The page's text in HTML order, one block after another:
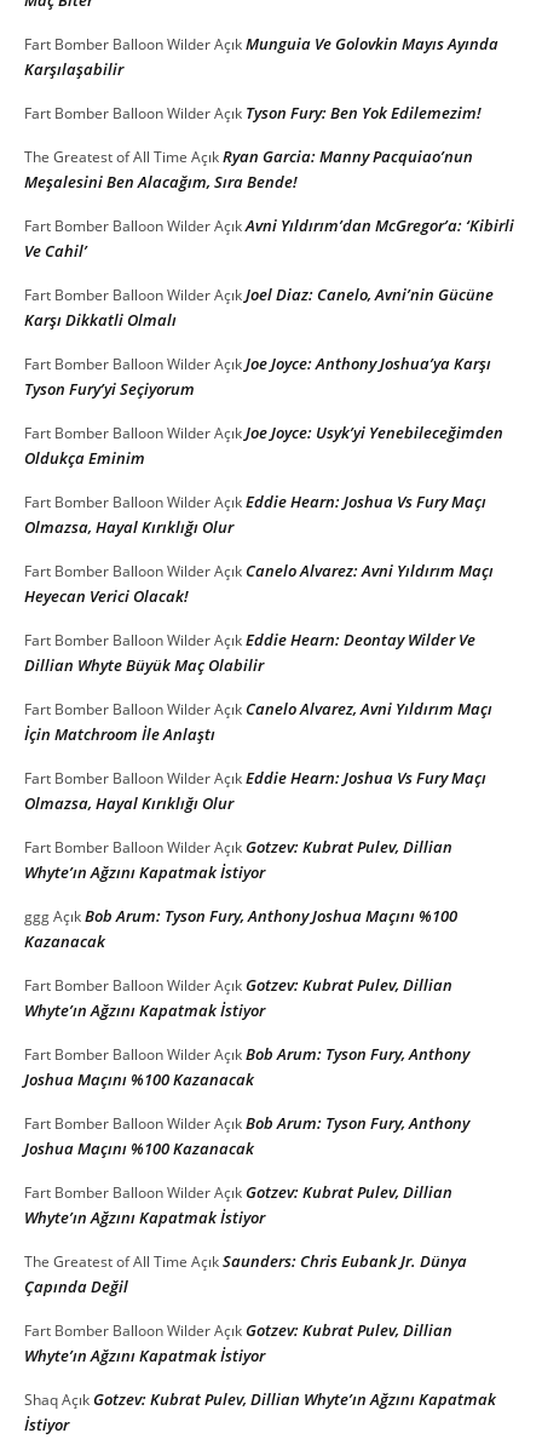
Fart Bomber Balloon WilderAçıkMunguia Ve Golovkin Mayıs Ayında
Karşılaşabilir
Fart Bomber Balloon WilderAçık Tyson Fury: Ben Yok Edilemezim!
The Greatest of All Time AçıkRyan Garcia: Manny Pacquiao’nun
Meşalesini Ben Alacağım, Sıra Bende!
Fart Bomber Balloon WilderAçıkAvni Yıldırım’dan McGregor’a: ‘Kibirli
Ve Cahil’
Fart Bomber Balloon WilderAçıkJoel Diaz: Canelo, Avni’nin Gücüne
Karşı Dikkatli Olmalı
Fart Bomber Balloon WilderAçıkJoe Joyce: Anthony Joshua’ya Karşı
Tyson Fury’yi Seçiyorum
Fart Bomber Balloon WilderAçıkJoe Joyce: Usyk’yi Yenebileceğimden
Oldukça Eminim
Fart Bomber Balloon WilderAçıkEddie Hearn: Joshua Vs Fury Maçı
Olmazsa, Hayal Kırıklığı Olur
Fart Bomber Balloon WilderAçıkCanelo Alvarez: Avni Yıldırım Maçı
Heyecan Verici Olacak!
Fart Bomber Balloon WilderAçıkEddie Hearn: Deontay Wilder Ve
Dillian Whyte Büyük Maç Olabilir
Fart Bomber Balloon WilderAçıkCanelo Alvarez, Avni Yıldırım Maçı
İçin Matchroom İle Anlaştı
Fart Bomber Balloon WilderAçıkEddie Hearn: Joshua Vs Fury Maçı
Olmazsa, Hayal Kırıklığı Olur
Fart Bomber Balloon WilderAçıkGotzev: Kubrat Pulev, Dillian
Whyte’ın Ağzını Kapatmak İstiyor
gggAçıkBob Arum: Tyson Fury, Anthony Joshua Maçını %100
Kazanacak
Fart Bomber Balloon WilderAçıkGotzev: Kubrat Pulev, Dillian
Whyte’ın Ağzını Kapatmak İstiyor
Fart Bomber Balloon WilderAçıkBob Arum: Tyson Fury, Anthony
Joshua Maçını %100 Kazanacak
Fart Bomber Balloon WilderAçıkBob Arum: Tyson Fury, Anthony
Joshua Maçını %100 Kazanacak
Fart Bomber Balloon WilderAçıkGotzev: Kubrat Pulev, Dillian
Whyte’ın Ağzını Kapatmak İstiyor
The Greatest of All Time AçıkSaunders: Chris Eubank Jr. Dünya
Çapında Değil
Fart Bomber Balloon WilderAçıkGotzev: Kubrat Pulev, Dillian
Whyte’ın Ağzını Kapatmak İstiyor
ShaqAçıkGotzev: Kubrat Pulev, Dillian Whyte’ın Ağzını Kapatmak
İstiyor